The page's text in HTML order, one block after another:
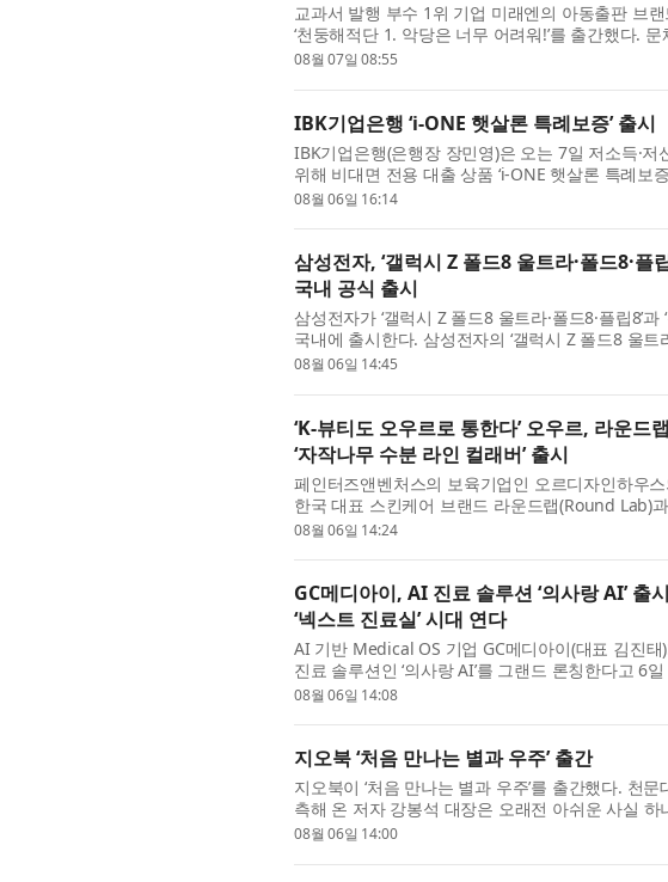
교과서 발행 부수 1위 기업 미래엔의 아동출판 브
‘천둥해적단 1. 악당은 너무 어려워!’를 출간했다. 문
수프’, ‘낭만 찐빵’ 등 사랑스러운 동물 캐릭터와 계
08월 07일 08:55
IBK기업은행 ‘i-ONE 햇살론 특례보증’ 출시
IBK기업은행(은행장 장민영)은 오는 7일 저소득·
위해 비대면 전용 대출 상품 ‘i-ONE 햇살론 특례보
지난 1월 출시한 대면 전용 상품 ‘IBK햇살론 특례보
08월 06일 16:14
삼성전자, ‘갤럭시 Z 폴드8 울트라·폴드8·플
국내 공식 출시
삼성전자가 ‘갤럭시 Z 폴드8 울트라·폴드8·플립8’
국내에 출시한다. 삼성전자의 ‘갤럭시 Z 폴드8 울트
일까지 7일간 진행된 사전 판매에서 갤럭시 스마트
08월 06일 14:45
‘K-뷰티도 오우르로 통한다’ 오우르, 라운
‘자작나무 수분 라인 컬래버’ 출시
페인터즈앤벤처스의 보육기업인 오르디자인하우스
한국 대표 스킨케어 브랜드 라운드랩(Round Lab)
US) 한정판 컬렉션을 선보인다. 이번 협업은 한국
08월 06일 14:24
GC메디아이, AI 진료 솔루션 ‘의사랑 AI’
‘넥스트 진료실’ 시대 연다
AI 기반 Medical OS 기업 GC메디아이(대표 김진
진료 솔루션인 ‘의사랑 AI’를 그랜드 론칭한다고 6일
실’이라는 슬로건 아래, 국내 시장 점유율 1위 전자차
08월 06일 14:08
지오북 ‘처음 만나는 별과 우주’ 출간
지오북이 ‘처음 만나는 별과 우주’를 출간했다. 천
측해 온 저자 강봉석 대장은 오래전 아쉬운 사실
로 별을 직접 보고도 기대만큼 감동하지 못하거나
08월 06일 14:00